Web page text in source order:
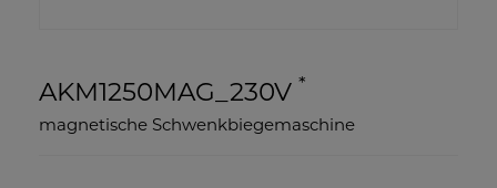
AKM1250MAG_230V *
magnetische Schwenkbiegemaschine